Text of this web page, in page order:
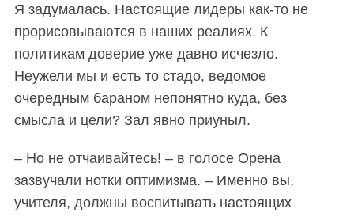
Я задумалась. Настоящие лидеры как-то не
прорисовываются в наших реалиях. К
политикам доверие уже давно исчезло.
Неужели мы и есть то стадо, ведомое
очередным бараном непонятно куда, без
смысла и цели? Зал явно приуныл.
– Но не отчаивайтесь! – в голосе Орена
зазвучали нотки оптимизма. – Именно вы,
учителя, должны воспитывать настоящих
o
r